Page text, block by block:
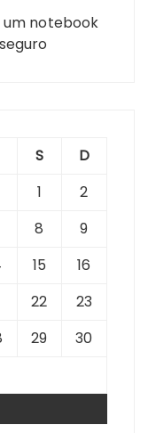
um notebook
S
D
1
2
8
9
15
16
22
23
29
30